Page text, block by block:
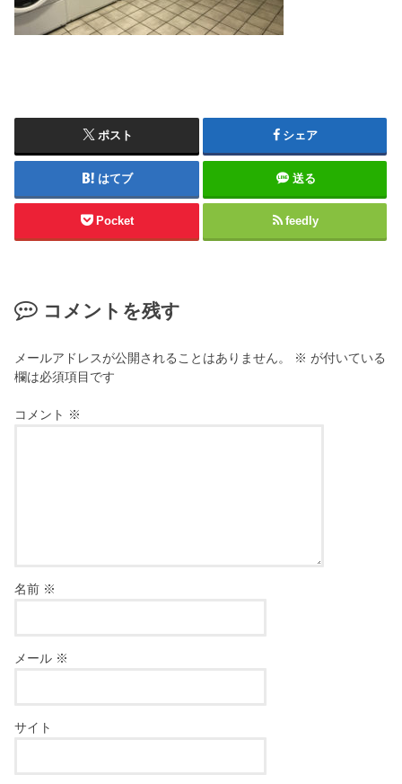
ポスト シェア
はてブ 送る
Pocket feedly
コメントを残す
メールアドレスが公開されることはありません。 ※ が付いている
欄は必須項目です
コメント ※
名前 ※
メール ※
サイト